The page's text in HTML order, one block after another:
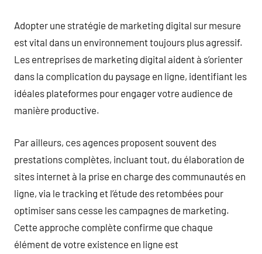
Adopter une stratégie de marketing digital sur mesure
est vital dans un environnement toujours plus agressif.
Les entreprises de marketing digital aident à s’orienter
dans la complication du paysage en ligne, identifiant les
idéales plateformes pour engager votre audience de
manière productive.
Par ailleurs, ces agences proposent souvent des
prestations complètes, incluant tout, du élaboration de
sites internet à la prise en charge des communautés en
ligne, via le tracking et l’étude des retombées pour
optimiser sans cesse les campagnes de marketing.
Cette approche complète confirme que chaque
élément de votre existence en ligne est